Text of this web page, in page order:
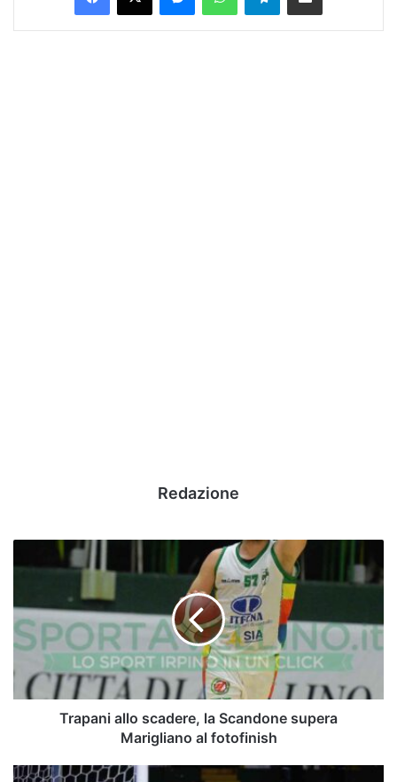
Redazione
allo
la
Scandone
supera
al
fotofinish
Trapani allo scadere, la Scandone supera
Marigliano al fotofinish
Avellino-